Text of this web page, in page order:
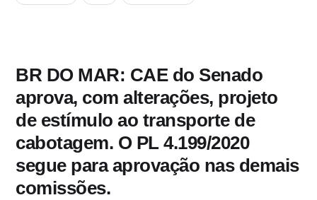
BR DO MAR: CAE do Senado
aprova, com alterações, projeto
de estí­mulo ao transporte de
cabotagem. O PL 4.199/2020
segue para aprovação nas demais
comissões.